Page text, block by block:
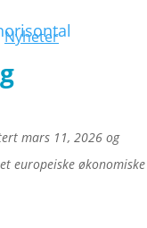
Nyheter
mars 11, 2026 og
europeiske økonomiske